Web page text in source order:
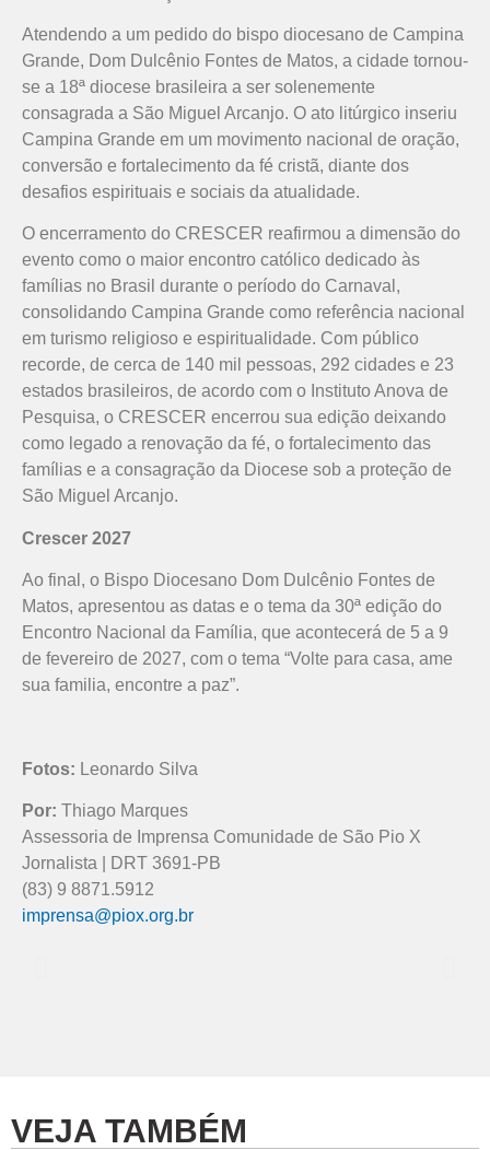
Atendendo a um pedido do bispo diocesano de Campina
Grande, Dom Dulcênio Fontes de Matos, a cidade tornou-
se a 18ª diocese brasileira a ser solenemente
consagrada a São Miguel Arcanjo. O ato litúrgico inseriu
Campina Grande em um movimento nacional de oração,
conversão e fortalecimento da fé cristã, diante dos
desafios espirituais e sociais da atualidade.
O encerramento do CRESCER reafirmou a dimensão do
evento como o maior encontro católico dedicado às
famílias no Brasil durante o período do Carnaval,
consolidando Campina Grande como referência nacional
em turismo religioso e espiritualidade. Com público
recorde, de cerca de 140 mil pessoas, 292 cidades e 23
estados brasileiros, de acordo com o Instituto Anova de
Pesquisa, o CRESCER encerrou sua edição deixando
como legado a renovação da fé, o fortalecimento das
famílias e a consagração da Diocese sob a proteção de
São Miguel Arcanjo.
Crescer 2027
Ao final, o Bispo Diocesano Dom Dulcênio Fontes de
Matos, apresentou as datas e o tema da 30ª edição do
Encontro Nacional da Família, que acontecerá de 5 a 9
de fevereiro de 2027, com o tema “Volte para casa, ame
sua familia, encontre a paz”.
Fotos: Leonardo Silva
Por: Thiago Marques
Assessoria de Imprensa Comunidade de São Pio X
Jornalista | DRT 3691-PB
(83) 9 8871.5912
imprensa@piox.org.br
VEJA TAMBÉM